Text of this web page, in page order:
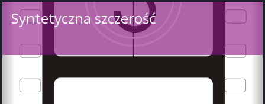
Syntetyczna szczerość